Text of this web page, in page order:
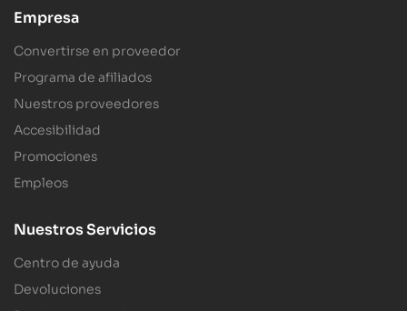
Empresa
Convertirse en proveedor
Programa de afiliados
Nuestros proveedores
Accesibilidad
Promociones
Empleos
Nuestros Servicios
Centro de ayuda
Devoluciones